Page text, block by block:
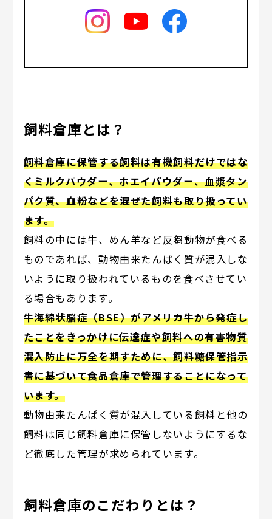
飼料倉庫とは？
飼料倉庫に保管する飼料は有機飼料だけではな
くミルクパウダー、ホエイパウダー、血漿タン
パク質、血粉などを混ぜた飼料も取り扱ってい
ます。
飼料の中には牛、めん羊など反芻動物が食べる
ものであれば、動物由来たんぱく質が混入しな
いように取り扱われているものを食べさせてい
る場合もあります。
牛海綿状脳症（BSE）がアメリカ牛から発症し
たことをきっかけに伝達症や飼料への有害物質
混入防止に万全を期すために、飼料糖保管指示
書に基づいて食品倉庫で管理することになって
います。
動物由来たんぱく質が混入している飼料と他の
飼料は同じ飼料倉庫に保管しないようにするな
ど徹底した管理が求められています。
飼料倉庫のこだわりとは？